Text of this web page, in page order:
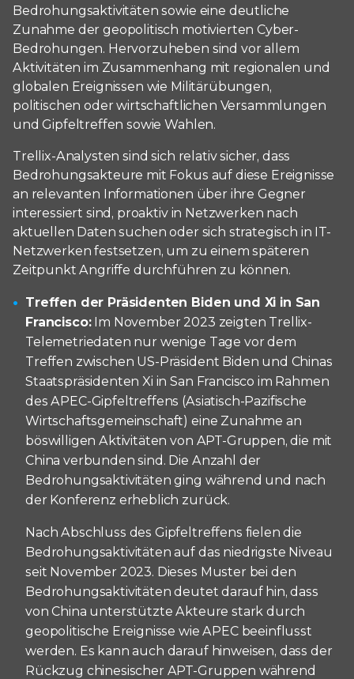
Bedrohungsaktivitäten sowie eine deutliche
Zunahme der geopolitisch motivierten Cyber-
Bedrohungen. Hervorzuheben sind vor allem
Aktivitäten im Zusammenhang mit regionalen und
globalen Ereignissen wie Militärübungen,
politischen oder wirtschaftlichen Versammlungen
und Gipfeltreffen sowie Wahlen.
Trellix-Analysten sind sich relativ sicher, dass
Bedrohungsakteure mit Fokus auf diese Ereignisse
an relevanten Informationen über ihre Gegner
interessiert sind, proaktiv in Netzwerken nach
aktuellen Daten suchen oder sich strategisch in IT-
Netzwerken festsetzen, um zu einem späteren
Zeitpunkt Angriffe durchführen zu können.
Treffen der Präsidenten Biden und Xi in San
Francisco:Im November 2023 zeigten Trellix-
Telemetriedaten nur wenige Tage vor dem
Treffen zwischen US-Präsident Biden und Chinas
Staatspräsidenten Xi in San Francisco im Rahmen
des APEC-Gipfeltreffens (Asiatisch-Pazifische
Wirtschaftsgemeinschaft) eine Zunahme an
böswilligen Aktivitäten von APT-Gruppen, die mit
China verbunden sind. Die Anzahl der
Bedrohungsaktivitäten ging während und nach
der Konferenz erheblich zurück.
Nach Abschluss des Gipfeltreffens fielen die
Bedrohungsaktivitäten auf das niedrigste Niveau
seit November 2023. Dieses Muster bei den
Bedrohungsaktivitäten deutet darauf hin, dass
von China unterstützte Akteure stark durch
geopolitische Ereignisse wie APEC beeinflusst
werden. Es kann auch darauf hinweisen, dass der
Rückzug chinesischer APT-Gruppen während